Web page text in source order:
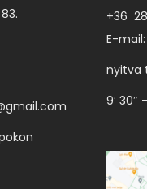
+36
E-mail:
nyitva
9′